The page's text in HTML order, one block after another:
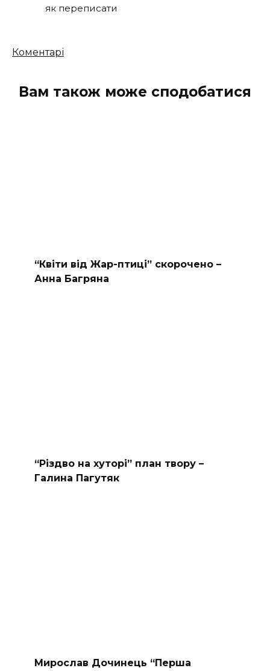
як переписати
Кількість
Коментарі
Вам також може сподобатися
“Квіти від Жар-птиці” скорочено –
Анна Багряна
“Різдво на хуторі” план твору –
Галина Пагутяк
Мирослав Дочинець “Перша